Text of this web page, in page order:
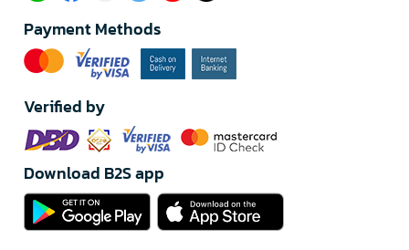
Payment Methods
Verified by
Download B2S app